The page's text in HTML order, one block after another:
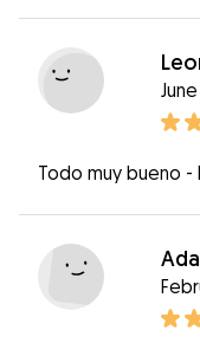
Todo muy bueno -
Ada